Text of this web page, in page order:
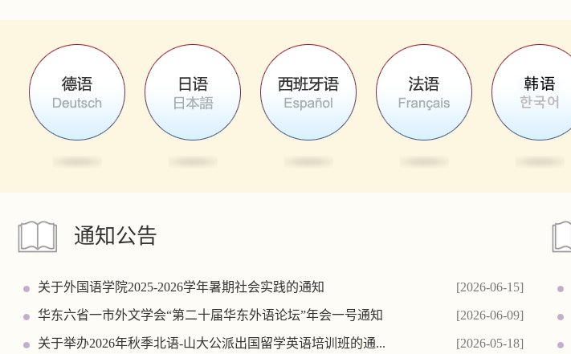
通知公告
[2026-06-15]
关于外国语学院2025-2026学年暑期社会实践的通知
[2026-06-09]
华东六省一市外文学会“第二十届华东外语论坛”年会一号通知
[2026-05-18]
关于举办2026年秋季北语-山大公派出国留学英语培训班的通...